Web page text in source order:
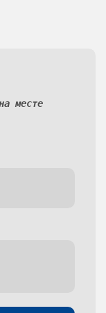
месте